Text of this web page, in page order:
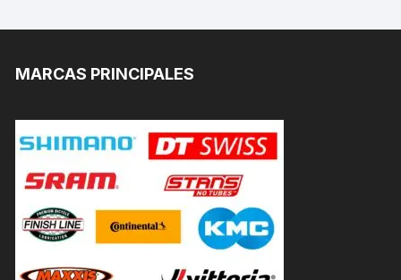
MARCAS PRINCIPALES